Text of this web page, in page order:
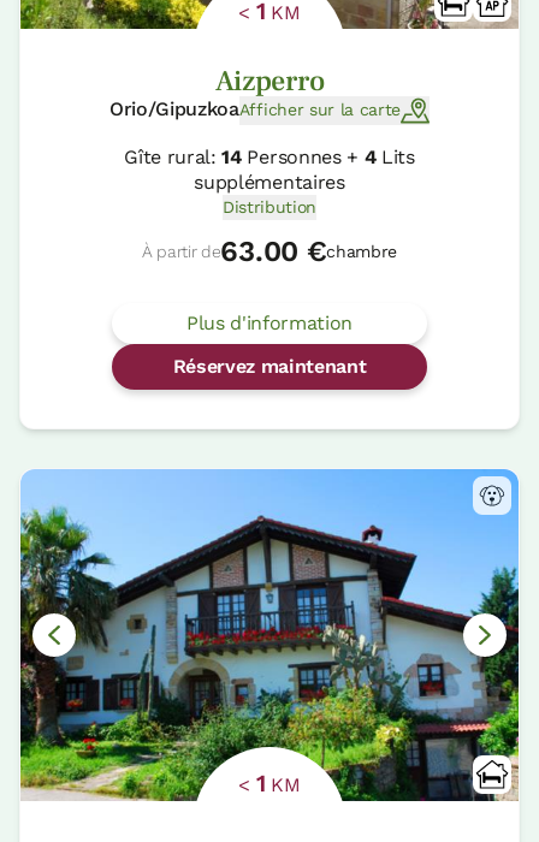
< 1 KM
Aizperro
Orio/GipuzkoaAfficher sur la carte
Gîte rural:14Personnes + 4Lits
supplémentaires
Distribution
À partir de63.00 €chambre
Plus d'information
Réservez maintenant
< 1 KM